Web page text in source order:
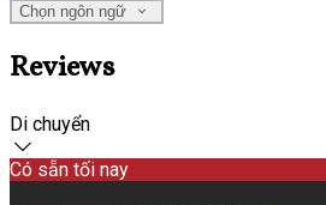
Chọn ngôn ngữ
Reviews
Di chuyển
Có sẵn tối nay